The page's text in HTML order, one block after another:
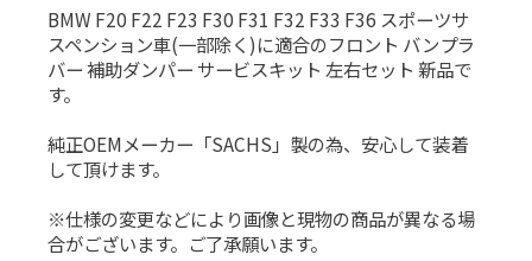
BMW F20 F22 F23 F30 F31 F32 F33 F36 スポーツサ
スペンション車(一部除く)に適合のフロント バンプラ
バー 補助ダンパー サービスキット 左右セット 新品で
す。
純正OEMメーカー「SACHS」製の為、安心して装着
して頂けます。
※仕様の変更などにより画像と現物の商品が異なる場
合がございます。ご了承願います。